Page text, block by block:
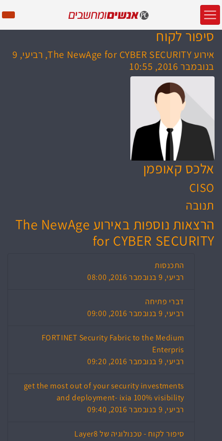
סיפור לקוח
אירוע The NewAge for CYBER SECURITY, רביעי, 9
בנובמבר 2016, 10:55
אלכס קאופמן
CISO
תנובה
הרצאות נוספות באירוע The NewAge
for CYBER SECURITY
התכנסות
רביעי, 9 בנובמבר 2016, 08:00
דברי פתיחה
רביעי, 9 בנובמבר 2016, 09:00
FORTINET Security Fabric to the Medium
Enterpris
רביעי, 9 בנובמבר 2016, 09:20
get the most out of your security investments
and deployment- ixia 100% visibility
רביעי, 9 בנובמבר 2016, 09:40
סיפור לקוח - טכנולוגיה של Layer8